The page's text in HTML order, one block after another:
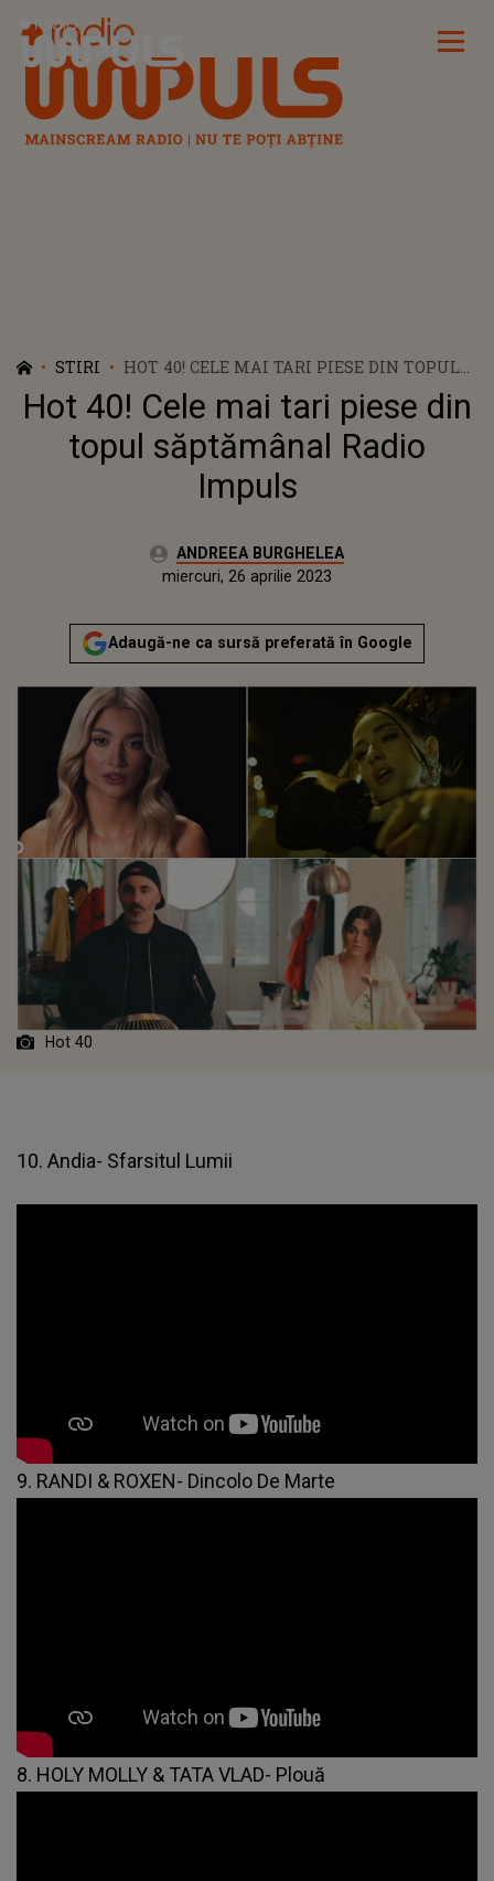
Radio Impuls
STIRI
HOT 40! CELE MAI TARI PIESE DIN TOPUL
SĂPTĂMÂNAL RADIO IMPULS
Hot 40! Cele mai tari piese din
topul săptămânal Radio
Impuls
Autor:ANDREEA BURGHELEA
marți, 26 aprilie 2022Actualizat:
miercuri, 26 aprilie 2023
Adaugă-ne ca sursă preferată în Google
Hot 40
10. Andia- Sfarsitul Lumii
9. RANDI & ROXEN- Dincolo De Marte
8. HOLY MOLLY & TATA VLAD- Plouă